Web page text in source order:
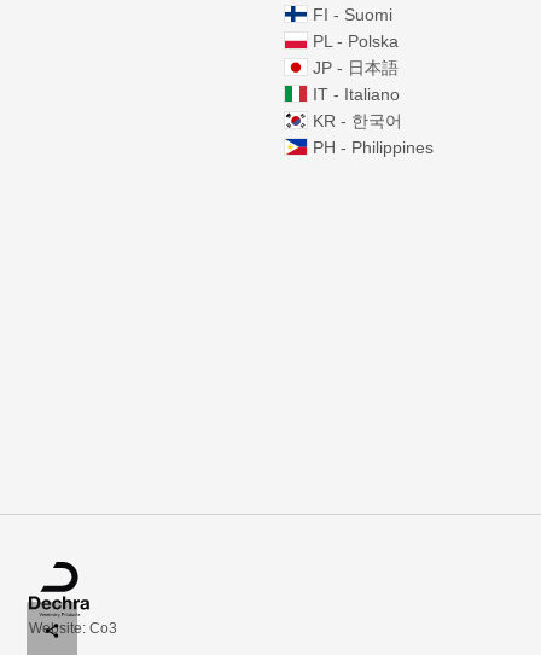
share
FI - Suomi
PL - Polska
JP - 日本語
IT - Italiano
KR - 한국어
PH - Philippines
Website: Co3